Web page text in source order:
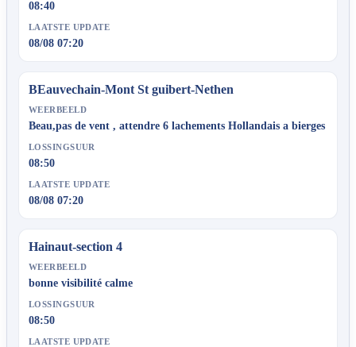
08:40
LAATSTE UPDATE
08/08 07:20
BEauvechain-Mont St guibert-Nethen
WEERBEELD
Beau,pas de vent , attendre 6 lachements Hollandais a bierges
LOSSINGSUUR
08:50
LAATSTE UPDATE
08/08 07:20
Hainaut-section 4
WEERBEELD
bonne visibilité calme
LOSSINGSUUR
08:50
LAATSTE UPDATE